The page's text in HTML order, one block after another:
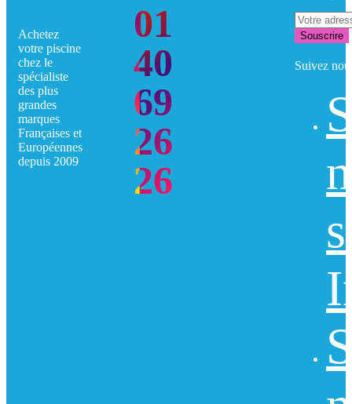
Achetez
votre piscine
chez le
spécialiste
des plus
grandes
marques
Françaises et
Européennes
depuis 2009
01
40
69
26
26
Souscrire
Suivez